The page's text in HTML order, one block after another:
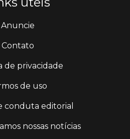
Anuncie
Contato
de privacidade
de uso
conduta editorial
nossas notícias